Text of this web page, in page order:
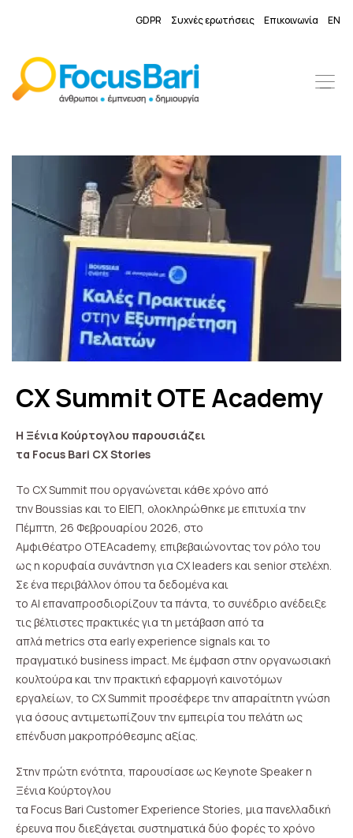
GDPR Συχνές ερωτήσεις Επικοινωνία EN
CX Summit OTE Academy
H Ξένια Κούρτογλου παρουσιάζει
τα Focus Bari CXStories
Το CX Summit που οργανώνεται κάθε χρόνο από
την Boussias και το ΕΙΕΠ, ολοκληρώθηκε με επιτυχία την
Πέμπτη, 26 Φεβρουαρίου 2026, στο
Αμφιθέατρο OTEAcademy, επιβεβαιώνοντας τον ρόλο του
ως η κορυφαία συνάντηση για CX leaders και senior στελέχη.
Σε ένα περιβάλλον όπου τα δεδομένα και
το AI επαναπροσδιορίζουν τα πάντα, το συνέδριο ανέδειξε
τις βέλτιστες πρακτικές για τη μετάβαση από τα
απλά metrics στα early experience signals και το
πραγματικό business impact. Με έμφαση στην οργανωσιακή
κουλτούρα και την πρακτική εφαρμογή καινοτόμων
εργαλείων, το CX Summit προσέφερε την απαραίτητη γνώση
για όσους αντιμετωπίζουν την εμπειρία του πελάτη ως
επένδυση μακροπρόθεσμης αξίας.
Στην πρώτη ενότητα, παρουσίασε ως Keynote Speaker η
Ξένια Κούρτογλου
τα Focus Bari Customer Experience Stories, μια πανελλαδική
έρευνα που διεξάγεται συστηματικά δύο φορές το χρόνο